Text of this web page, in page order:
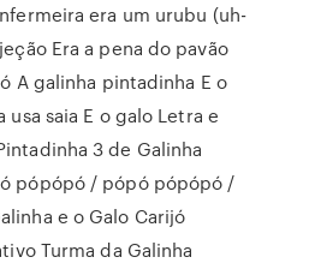
era um urubu (uh-
Era a pena do pavão
A galinha pintadinha E o
saia E o galo Letra e
3 de Galinha
pópópó / pópó pópópó /
e o Galo Carijó
Turma da Galinha